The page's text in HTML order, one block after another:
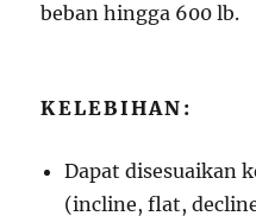
beban hingga 600 lb.
KELEBIHAN:
Dapat disesuaikan
(incline, flat,